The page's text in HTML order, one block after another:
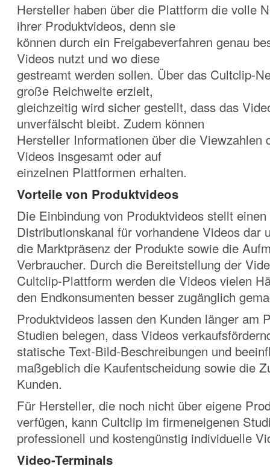
Hersteller haben über die Plattform die volle
ihrer Produktvideos, denn sie
können durch ein Freigabeverfahren genau
Videos nutzt und wo diese
gestreamt werden sollen. Über das Cultclip-
große Reichweite erzielt,
gleichzeitig wird sicher gestellt, dass das
unverfälscht bleibt. Zudem können
Hersteller Informationen über die Viewzahlen
Videos insgesamt oder auf
einzelnen Plattformen erhalten.
Vorteile von Produktvideos
Die Einbindung von Produktvideos stellt
Distributionskanal für vorhandene Videos dar
die Marktpräsenz der Produkte sowie die
Verbraucher. Durch die Bereitstellung der
Cultclip-Plattform werden die Videos vielen
den Endkonsumenten besser zugänglich
Produktvideos lassen den Kunden länger am
Studien belegen, dass Videos
statische Text-Bild-Beschreibungen und
maßgeblich die Kaufentscheidung sowie die
Kunden.
Für Hersteller, die noch nicht über eigene
verfügen, kann Cultclip im firmeneigenen
professionell und kostengünstig individuelle
Video-Terminals